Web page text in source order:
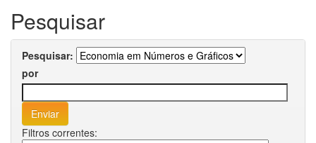
Pesquisar
Pesquisar:
por
Filtros correntes: